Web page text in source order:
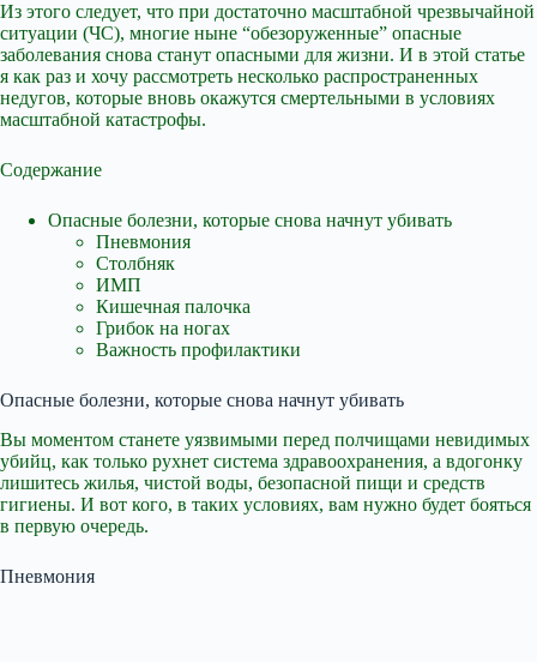
Из этого следует, что при достаточно масштабной чрезвычайной
ситуации (ЧС), многие ныне “обезоруженные” опасные
заболевания снова станут опасными для жизни. И в этой статье
я как раз и хочу рассмотреть несколько распространенных
недугов, которые вновь окажутся смертельными в условиях
масштабной катастрофы.
Содержание
Опасные болезни, которые снова начнут убивать
Пневмония
Столбняк
ИМП
Кишечная палочка
Грибок на ногах
Важность профилактики
Опасные болезни, которые снова начнут убивать
Вы моментом станете уязвимыми перед полчищами невидимых
убийц, как только рухнет система здравоохранения, а вдогонку
лишитесь жилья, чистой воды, безопасной пищи и средств
гигиены. И вот кого, в таких условиях, вам нужно будет бояться
в первую очередь.
Пневмония